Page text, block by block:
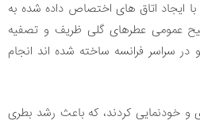
ایجاد اتاق های اختصاص داده شده به
عمومی عطرهای گلی ظریف و تصفیه
در سراسر فرانسه ساخته شده اند انجام
و خودنمایی کردند، که باعث رشد بطری